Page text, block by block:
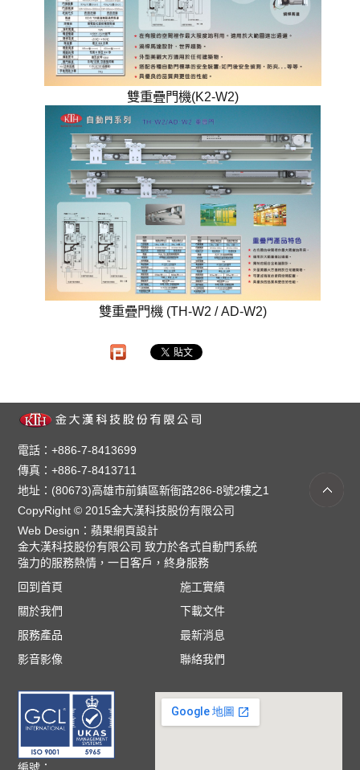
雙重疊門機(K2-W2)
雙重疊門機 (TH-W2 / AD-W2)
電話：+886-7-8413699
傳真：+886-7-8413711
地址：(80673)高雄市前鎮區新衙路286-8號2樓之1
CopyRight © 2015金大漢科技股份有限公司
Web Design：蘋果網頁設計
金大漢科技股份有限公司 致力於各式自動門系統
強力的服務熱情，一日客戶，終身服務
回到首頁
施工實績
關於我們
下載文件
服務產品
最新消息
影音影像
聯絡我們